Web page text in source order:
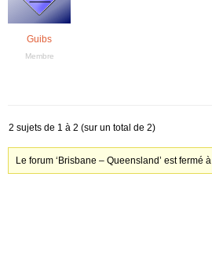
Guibs
Membre
2 sujets de 1 à 2 (sur un total de 2)
Le forum ‘Brisbane – Queensland’ est fermé